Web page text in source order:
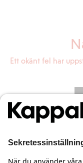
Ett okänt fel har